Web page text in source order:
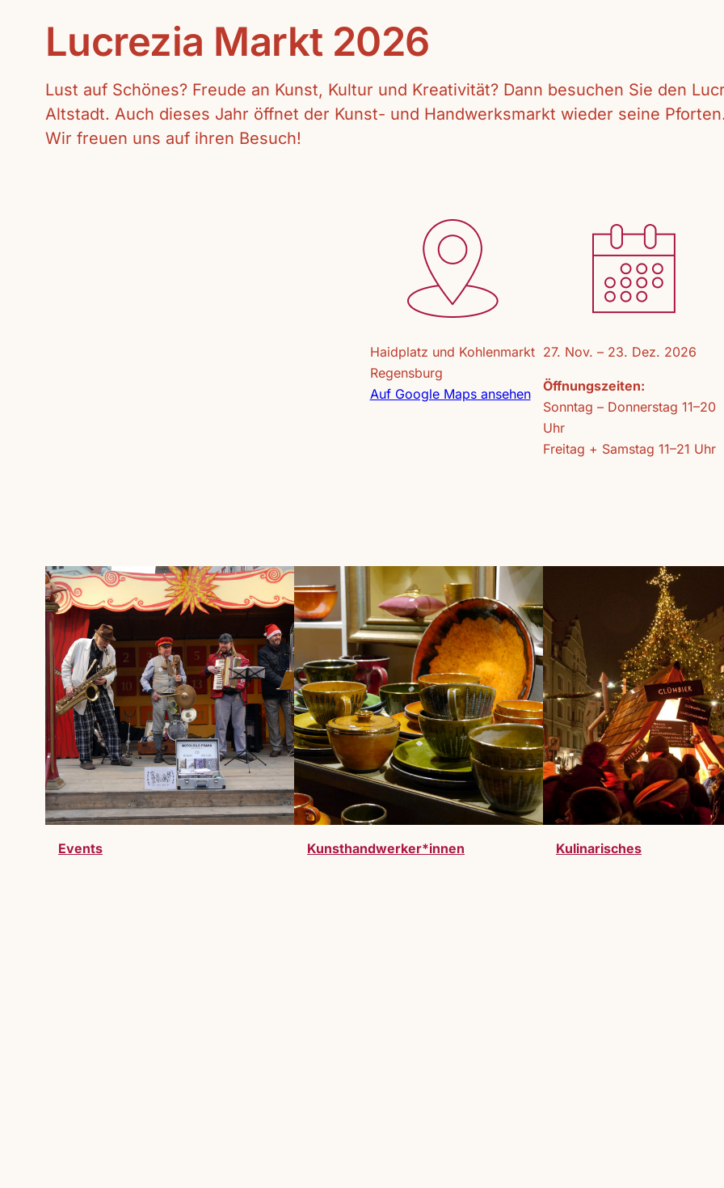
Lucrezia Markt 2026
Lust auf Schönes? Freude an Kunst, Kultur und Kreativität? Dann besuchen Sie den
Altstadt. Auch dieses Jahr öffnet der Kunst- und Handwerksmarkt wieder seine
Wir freuen uns auf ihren Besuch!
Haidplatz und Kohlenmarkt
Regensburg
Auf Google Maps ansehen
27. Nov. – 23. Dez. 2026
Öffnungszeiten:
Sonntag – Donnerstag 11–20
Uhr
Freitag + Samstag 11–21 Uhr
Events Kunsthandwerker*innen Kulinarisches